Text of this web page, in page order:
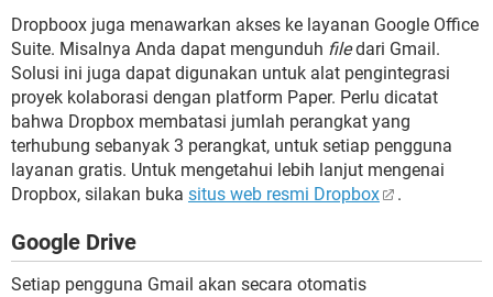
Dropboox juga menawarkan akses ke layanan Google Office
Suite. Misalnya Anda dapat mengunduh filedari Gmail.
Solusi ini juga dapat digunakan untuk alat pengintegrasi
proyek kolaborasi dengan platform Paper. Perlu dicatat
bahwa Dropbox membatasi jumlah perangkat yang
terhubung sebanyak 3 perangkat, untuk setiap pengguna
layanan gratis. Untuk mengetahui lebih lanjut mengenai
Dropbox, silakan buka situs web resmi Dropbox .
Google Drive
Setiap pengguna Gmail akan secara otomatis